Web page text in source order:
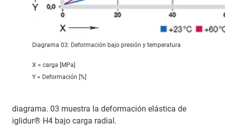
Diagrama 03: Deformación bajo presión y temperatura
X = carga [MPa]
Y = Deformación [%]
diagrama. 03 muestra la deformación elástica de
iglidur® H4 bajo carga radial.